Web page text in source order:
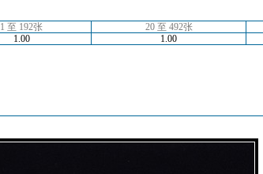
1 至 192张 20 至 492张
1.00 1.00